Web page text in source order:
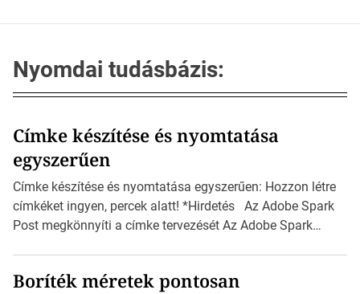
Nyomdai tudásbázis:
Címke készítése és nyomtatása
egyszerűen
Címke készítése és nyomtatása egyszerűen: Hozzon létre
címkéket ingyen, percek alatt! *Hirdetés Az Adobe Spark
Post megkönnyíti a címke tervezését Az Adobe Spark
igazán foroghatnak a kreatív fogaskerekek, miközben
Boríték méretek pontosan